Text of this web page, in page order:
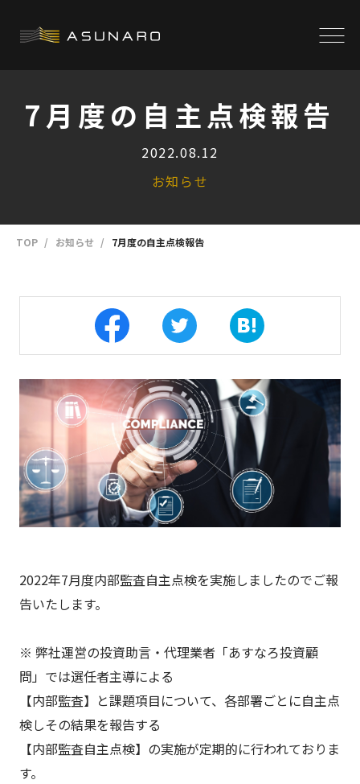
7月度の自主点検報告
2022.08.12
お知らせ
TOP お知らせ 7月度の自主点検報告
2022年7月度内部監査自主点検を実施しましたのでご報
告いたします。
※ 弊社運営の投資助言・代理業者「あすなろ投資顧
問」では選任者主導による
【内部監査】と課題項目について、各部署ごとに自主点
検しその結果を報告する
【内部監査自主点検】の実施が定期的に行われておりま
す。